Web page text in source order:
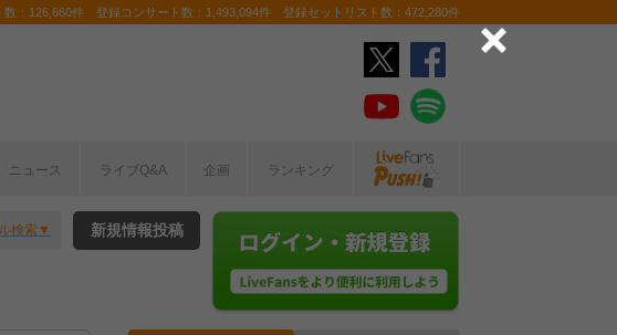
数：126,660件 登録コンサート数：1,493,094件 登録セットリスト数：472,280件
ニュース ライブQ&A 企画 ランキング
検索 新規情報投稿